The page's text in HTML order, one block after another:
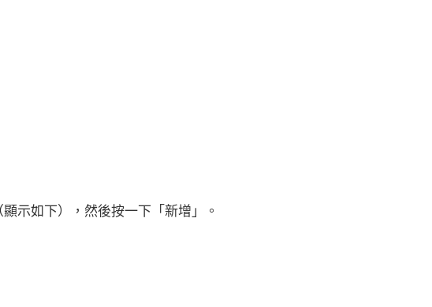
示如下），然後按一下「新增」。